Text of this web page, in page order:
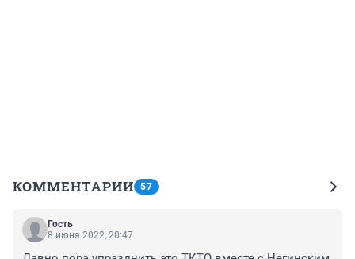
КОММЕНТАРИИ 57
Гость
8 июня 2022, 20:47